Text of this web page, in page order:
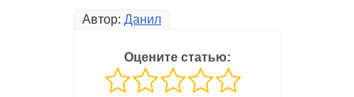
Автор: Данил
Оцените статью: